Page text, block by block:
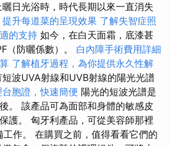
日光浴時，時代長期以來一直消失
升每道菜的呈現效果 了解失智症照
的支持 如今，在白天面霜，底漆甚
（防曬係數）。 白內障手術費用詳細
了解植牙過程，為你提供永久性解
波UVA射線和UVB射線的陽光光譜
胞證，快速簡便 陽光的短波光譜是
。 該產品可為面部和身體的敏感皮
護。 匈牙利產品，可從美容師那裡
作。 在購買之前，值得看看它們的